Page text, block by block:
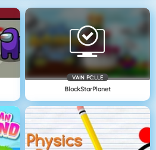
VAIN PC:LLE
BlockStarPlanet